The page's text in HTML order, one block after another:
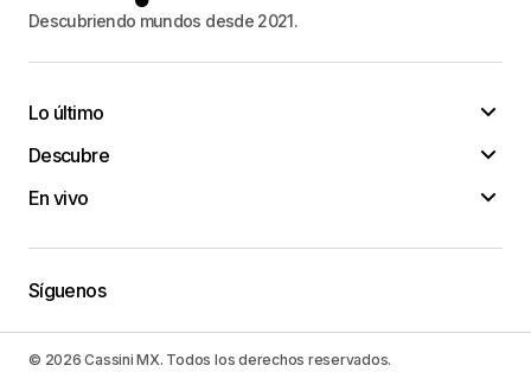
Descubriendo mundos desde 2021.
Lo último
Descubre
En vivo
Síguenos
© 2026 Cassini MX. Todos los derechos reservados.